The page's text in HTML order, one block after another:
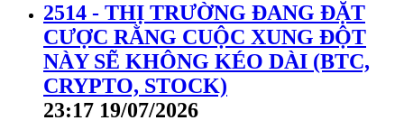
2514 - THỊ TRƯỜNG ĐANG ĐẶT
CƯỢC RẰNG CUỘC XUNG ĐỘT
NÀY SẼ KHÔNG KÉO DÀI (BTC,
CRYPTO, STOCK)
23:17 19/07/2026